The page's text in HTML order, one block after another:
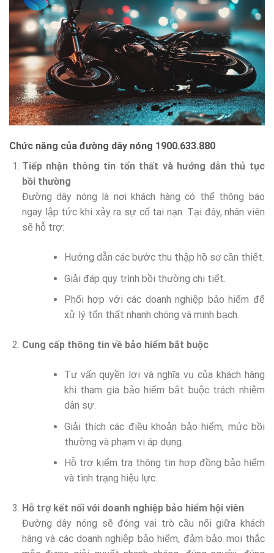
Chức năng của đường dây nóng 1900.633.880
Tiếp nhận thông tin tổn thất và hướng dẫn thủ tục
bồi thường
Đường dây nóng là nơi khách hàng có thể thông báo
ngay lập tức khi xảy ra sự cố tai nạn. Tại đây, nhân viên
sẽ hỗ trợ:
Hướng dẫn các bước thu thập hồ sơ cần thiết.
Giải đáp quy trình bồi thường chi tiết.
Phối hợp với các doanh nghiệp bảo hiểm để
xử lý tổn thất nhanh chóng và minh bạch.
Cung cấp thông tin về bảo hiểm bắt buộc
Tư vấn quyền lợi và nghĩa vụ của khách hàng
khi tham gia bảo hiểm bắt buộc trách nhiệm
dân sự.
Giải thích các điều khoản bảo hiểm, mức bồi
thường và phạm vi áp dụng.
Hỗ trợ kiểm tra thông tin hợp đồng bảo hiểm
và tình trạng hiệu lực.
Hỗ trợ kết nối với doanh nghiệp bảo hiểm hội viên
Đường dây nóng sẽ đóng vai trò cầu nối giữa khách
hàng và các doanh nghiệp bảo hiểm, đảm bảo mọi thắc